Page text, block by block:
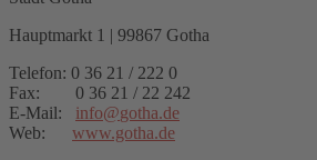
Hauptmarkt 1 | 99867 Gotha
Telefon: 0 36 21 / 222 0
Fax: 0 36 21 / 22 242
E-Mail: info@gotha.de
Web: www.gotha.de